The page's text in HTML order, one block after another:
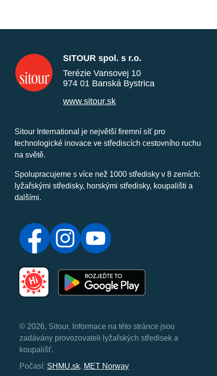
SITOUR spol. s r.o.
Terézie Vansovej 10
974 01 Banská Bystrica
www.sitour.sk
Sitour International je největší firemní síť pro
technologické inovace ve střediscích cestovního ruchu
na světě.
Spolupracujeme s více než 1000 středisky v 8 zemích:
lyžařskými středisky, horskými středisky, koupališti a
dalšími.
© 2026, Sitour. Informace na této stránce jsou
zadávány provozovateli lyžařských středisek a
koupališť.
Počasí: SHMU.sk, MET Norway